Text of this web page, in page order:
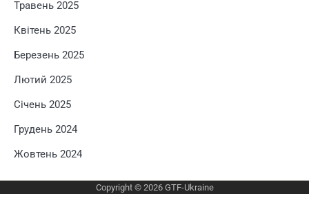
Травень 2025
Квітень 2025
Березень 2025
Лютий 2025
Січень 2025
Грудень 2024
Жовтень 2024
Copyright © 2026 GTF-Ukraine